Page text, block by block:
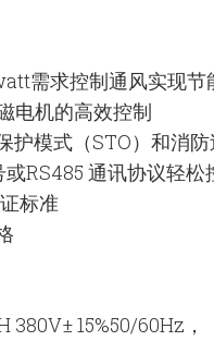
需求控制通风实现节
电机的高效控制
护模式（STO）和消
RS485 通讯协议轻松
标准
380V± 15%50/60Hz，